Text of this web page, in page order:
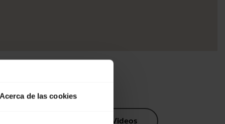
Acerca de las cookies
Videos